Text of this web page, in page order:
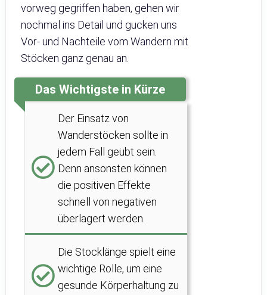
vorweg gegriffen haben, gehen wir
nochmal ins Detail und gucken uns
Vor- und Nachteile vom Wandern mit
Stöcken ganz genau an.
Das Wichtigste in Kürze
Der Einsatz von
Wanderstöcken sollte in
jedem Fall geübt sein.
Denn ansonsten können
die positiven Effekte
schnell von negativen
überlagert werden.
Die Stocklänge spielt eine
wichtige Rolle, um eine
gesunde Körperhaltung zu